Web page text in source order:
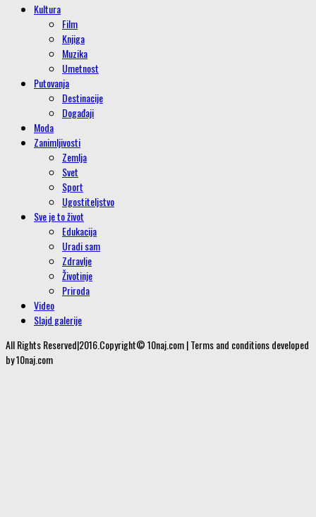
Kultura
Film
Knjiga
Muzika
Umetnost
Putovanja
Destinacije
Događaji
Moda
Zanimljivosti
Zemlja
Svet
Sport
Ugostiteljstvo
Sve je to život
Edukacija
Uradi sam
Zdravlje
Životinje
Priroda
Video
Slajd galerije
All Rights Reserved|2016.Copyright© 10naj.com | Terms and conditions developed
by 10naj.com